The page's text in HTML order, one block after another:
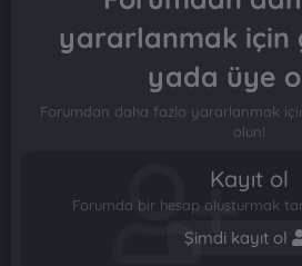
yararlanmak için
yada üye
Forumdan daha fazla yararlanmak
olun!
Kayıt ol
Forumda bir hesap oluşturmak
Şimdi kayıt ol